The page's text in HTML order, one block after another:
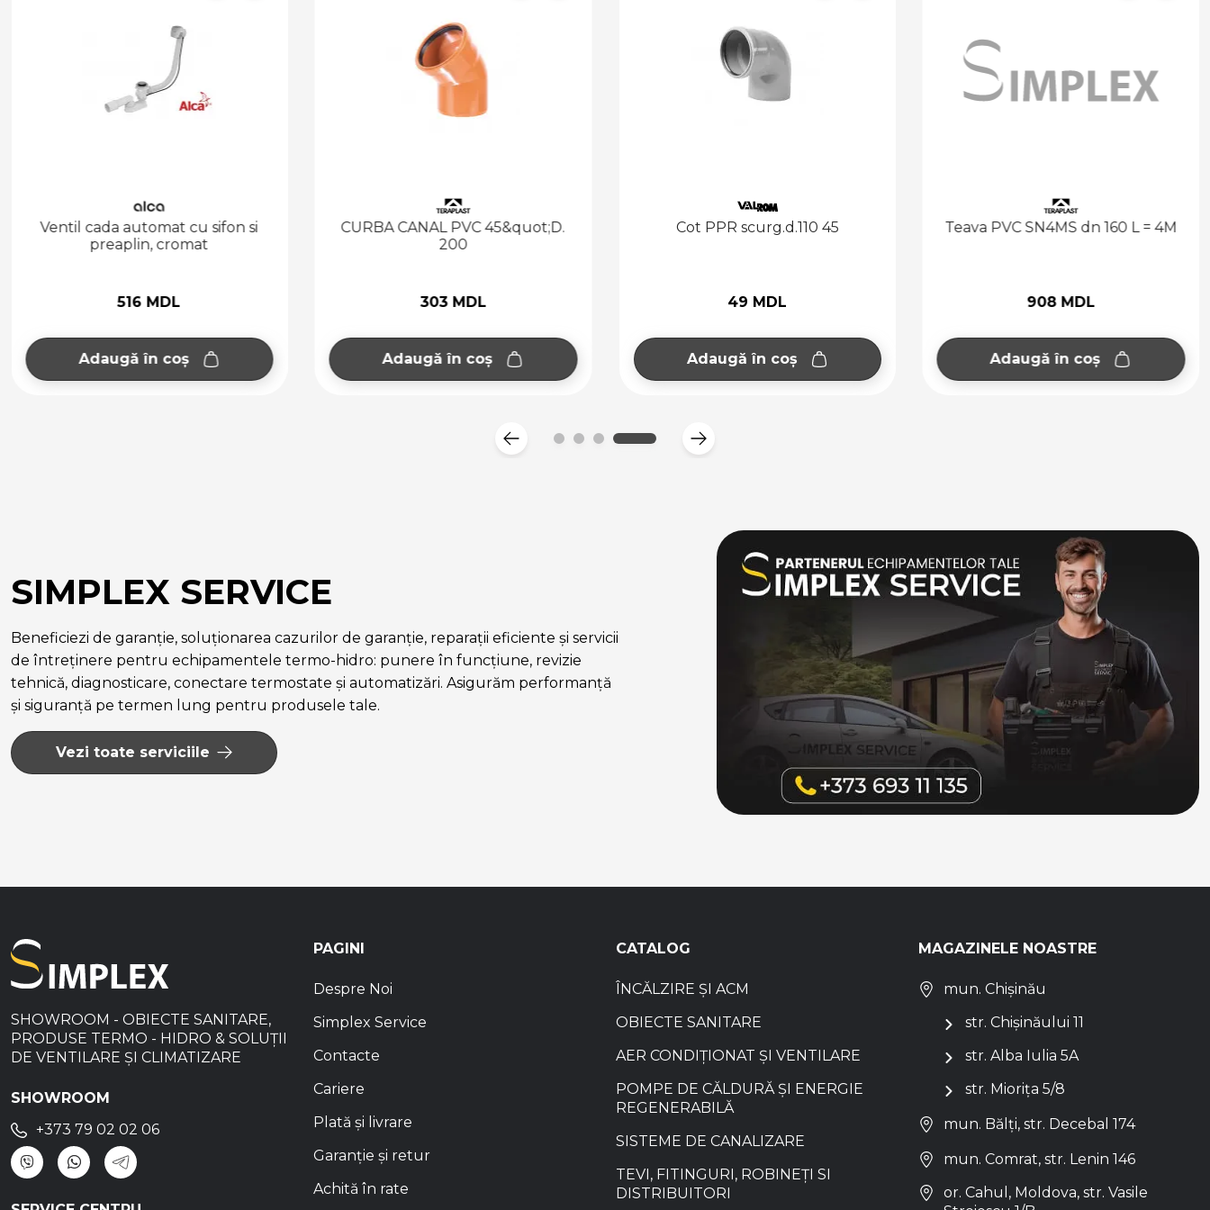
Ventil cada automat cu sifon si
preaplin, cromat
516 MDL
Adaugă în coș
CURBA CANAL PVC 45&quot;D.
200
303 MDL
Adaugă în coș
Cot PPR scurg.d.110 45
49 MDL
Adaugă în coș
Teava PVC SN4MS dn 160 L = 4M
908 MDL
Adaugă în coș
SIMPLEX SERVICE
Beneficiezi de garanție, soluționarea cazurilor de garanție, reparații eficiente și servicii
de întreținere pentru echipamentele termo-hidro: punere în funcțiune, revizie
tehnică, diagnosticare, conectare termostate și automatizări. Asigurăm performanță
și siguranță pe termen lung pentru produsele tale.
Vezi toate serviciile
SHOWROOM - OBIECTE SANITARE,
PRODUSE TERMO - HIDRO & SOLUȚII
DE VENTILARE ȘI CLIMATIZARE
SHOWROOM
+373 79 02 02 06
PAGINI
Despre Noi
Simplex Service
Contacte
Cariere
Plată și livrare
Garanție și retur
Achită în rate
CATALOG
ÎNCĂLZIRE ȘI ACM
OBIECTE SANITARE
AER CONDIȚIONAT ȘI VENTILARE
POMPE DE CĂLDURĂ ȘI ENERGIE
REGENERABILĂ
SISTEME DE CANALIZARE
TEVI, FITINGURI, ROBINEȚI SI
DISTRIBUITORI
MAGAZINELE NOASTRE
mun. Chișinău
str. Chișinăului 11
str. Alba Iulia 5A
str. Miorița 5/8
mun. Bălți, str. Decebal 174
mun. Comrat, str. Lenin 146
or. Cahul, Moldova, str. Vasile